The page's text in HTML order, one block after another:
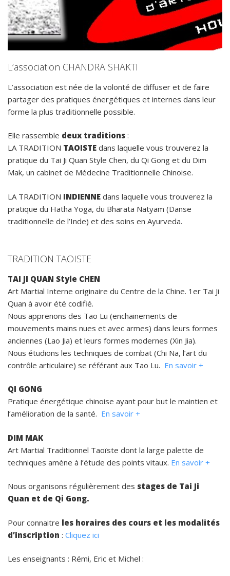
L’association CHANDRA SHAKTI
L’association est née de la volonté de diffuser et de faire
partager des pratiques énergétiques et internes dans leur
forme la plus traditionnelle possible.
Elle rassemble deux traditions :
LA TRADITION TAOISTE dans laquelle vous trouverez la
pratique du Tai Ji Quan Style Chen, du Qi Gong et du Dim
Mak, un cabinet de Médecine Traditionnelle Chinoise.
LA TRADITION INDIENNE dans laquelle vous trouverez la
pratique du Hatha Yoga, du Bharata Natyam (Danse
traditionnelle de l’Inde) et des soins en Ayurveda.
TRADITION TAOISTE
TAI JI QUAN Style CHEN
Art Martial Interne originaire du Centre de la Chine. 1er Tai Ji
Quan à avoir été codifié.
Nous apprenons des Tao Lu (enchainements de
mouvements mains nues et avec armes) dans leurs formes
anciennes (Lao Jia) et leurs formes modernes (Xin Jia).
Nous étudions les techniques de combat (Chi Na, l’art du
contrôle articulaire) se référant aux Tao Lu. En savoir +
QI GONG
Pratique énergétique chinoise ayant pour but le maintien et
l’amélioration de la santé. En savoir +
DIM MAK
Art Martial Traditionnel Taoïste dont la large palette de
techniques amène à l’étude des points vitaux. En savoir +
Nous organisons régulièrement des stages de Tai Ji
Quan et de Qi Gong.
Pour connaitre les horaires des cours et les modalités
d’inscription : Cliquez ici
Les enseignants : Rémi, Eric et Michel :